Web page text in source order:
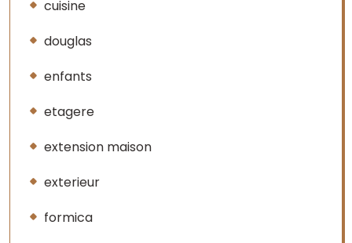
cuisine
douglas
enfants
etagere
extension maison
exterieur
formica